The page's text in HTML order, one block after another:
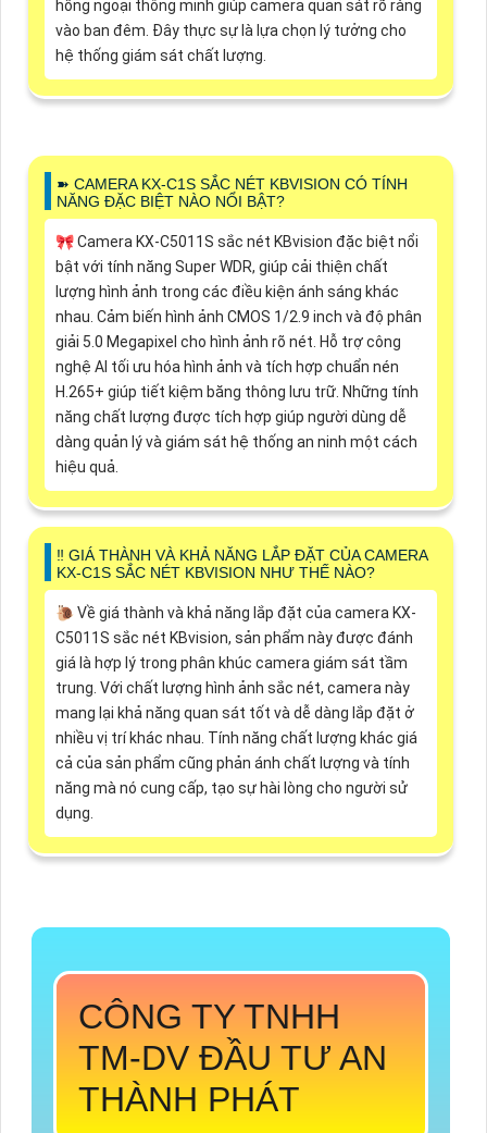
hồng ngoại thông minh giúp camera quan sát rõ ràng
vào ban đêm. Đây thực sự là lựa chọn lý tưởng cho
hệ thống giám sát chất lượng.
➽ CAMERA KX-C1S SẮC NÉT KBVISION CÓ TÍNH
NĂNG ĐẶC BIỆT NÀO NỔI BẬT?
🎀 Camera KX-C5011S sắc nét KBvision đặc biệt nổi
bật với tính năng Super WDR, giúp cải thiện chất
lượng hình ảnh trong các điều kiện ánh sáng khác
nhau. Cảm biến hình ảnh CMOS 1/2.9 inch và độ phân
giải 5.0 Megapixel cho hình ảnh rõ nét. Hỗ trợ công
nghệ AI tối ưu hóa hình ảnh và tích hợp chuẩn nén
H.265+ giúp tiết kiệm băng thông lưu trữ. Những tính
năng chất lượng được tích hợp giúp người dùng dễ
dàng quản lý và giám sát hệ thống an ninh một cách
hiệu quả.
‼️ GIÁ THÀNH VÀ KHẢ NĂNG LẮP ĐẶT CỦA CAMERA
KX-C1S SẮC NÉT KBVISION NHƯ THẾ NÀO?
🐌 Về giá thành và khả năng lắp đặt của camera KX-
C5011S sắc nét KBvision, sản phẩm này được đánh
giá là hợp lý trong phân khúc camera giám sát tầm
trung. Với chất lượng hình ảnh sắc nét, camera này
mang lại khả năng quan sát tốt và dễ dàng lắp đặt ở
nhiều vị trí khác nhau. Tính năng chất lượng khác giá
cả của sản phẩm cũng phản ánh chất lượng và tính
năng mà nó cung cấp, tạo sự hài lòng cho người sử
dụng.
CÔNG TY TNHH
TM-DV ĐẦU TƯ AN
THÀNH PHÁT